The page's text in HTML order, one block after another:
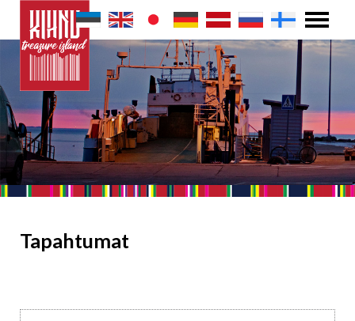
Tapahtumat